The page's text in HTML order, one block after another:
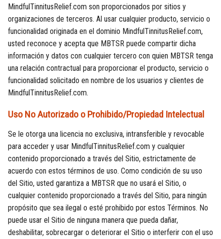
MindfulTinnitusRelief.com son proporcionados por sitios y
organizaciones de terceros. Al usar cualquier producto, servicio o
funcionalidad originada en el dominio MindfulTinnitusRelief.com,
usted reconoce y acepta que MBTSR puede compartir dicha
información y datos con cualquier tercero con quien MBTSR tenga
una relación contractual para proporcionar el producto, servicio o
funcionalidad solicitado en nombre de los usuarios y clientes de
MindfulTinnitusRelief.com.
Uso No Autorizado o Prohibido/Propiedad Intelectual
Se le otorga una licencia no exclusiva, intransferible y revocable
para acceder y usar MindfulTinnitusRelief.com y cualquier
contenido proporcionado a través del Sitio, estrictamente de
acuerdo con estos términos de uso. Como condición de su uso
del Sitio, usted garantiza a MBTSR que no usará el Sitio, o
cualquier contenido proporcionado a través del Sitio, para ningún
propósito que sea ilegal o esté prohibido por estos Términos. No
puede usar el Sitio de ninguna manera que pueda dañar,
deshabilitar, sobrecargar o deteriorar el Sitio o interferir con el uso